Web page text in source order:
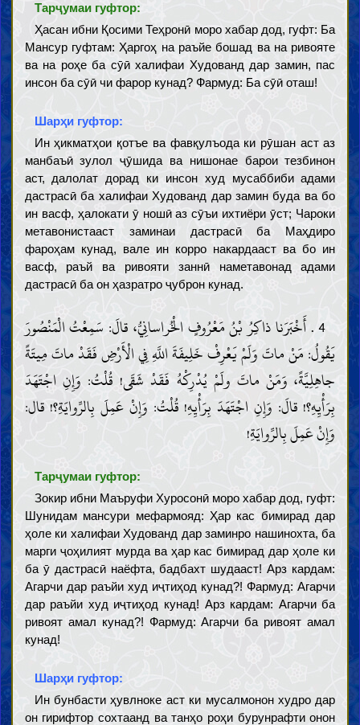
Тарҷумаи гуфтор:
Ҳасан ибни Қосими Теҳронӣ моро хабар дод, гуфт: Ба
Мансур гуфтам: Ҳаргоҳ на раъйе бошад ва на ривояте
ва на роҳе ба сӯӣ халифаи Худованд дар замин, пас
инсон ба сӯӣ чи фарор кунад? Фармуд: Ба сӯӣ оташ!
Шарҳи гуфтор:
Ин ҳикматҳои қотъе ва фавқулъода ки рӯшан аст аз
манбаъӣ зулол ҷӯшида ва нишонае барои тезбинон
аст, далолат дорад ки инсон худ мусаббиби адами
дастрасӣ ба халифаи Худованд дар замин буда ва бо
ин васф, ҳалокати ӯ ношӣ аз сӯъи ихтиёри ӯст; Чароки
метавонистааст заминаи дастрасӣ ба Маҳдиро
фароҳам кунад, вале ин корро накардааст ва бо ин
васф, раъй ва ривояти заннӣ наметавонад адами
дастрасӣ ба он ҳазратро ҷуброн кунад.
4 . أَخْبَرَنا ذاكِرُ بْنُ مَعْرُوفٍ الْخُراسانِيُّ، قالَ: سَمِعْتُ الْمَنْصُورَ
يَقُولُ: مَنْ ماتَ وَلَمْ يَعْرِفْ خَلِيفَةَ اللَّهِ فِي الْأَرْضِ فَقَدْ ماتَ مِيتَةً
جاهِلِيَّةً، وَمَنْ ماتَ ولَمْ يُدْرِكْهُ فَقَدْ شَقَى! قُلْتُ: وَإِنِ اجْتَهَدَ
بِرَأْيِهِ؟! قالَ: وَإِنِ اجْتَهَدَ بِرَأْيِهِ! قُلْتُ: وَإِنْ عَمِلَ بِالرِّوايَةِ؟! قال:
وَإِنْ عَمِلَ بِالرِّوايَةِ!
Тарҷумаи гуфтор:
Зокир ибни Маъруфи Хуросонӣ моро хабар дод, гуфт:
Шунидам мансури мефармояд: Ҳар кас бимирад дар
ҳоле ки халифаи Худованд дар заминро нашинохта, ба
марги ҷоҳилият мурда ва ҳар кас бимирад дар ҳоле ки
ба ӯ дастрасӣ наёфта, бадбахт шудааст! Арз кардам:
Агарчи дар раъйи худ иҷтиҳод кунад?! Фармуд: Агарчи
дар раъйи худ иҷтиҳод кунад! Арз кардам: Агарчи ба
ривоят амал кунад?! Фармуд: Агарчи ба ривоят амал
кунад!
Шарҳи гуфтор:
Ин бунбасти ҳувлноке аст ки мусалмонон худро дар
он гирифтор сохтаанд ва танҳо роҳи бурунрафти онон